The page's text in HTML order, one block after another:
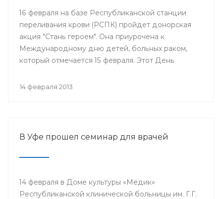
16 февраля на базе Республиканской станции
переливания крови (РСПК) пройдет донорская
акция "Стань героем". Она приурочена к
Международному дню детей, больных раком,
который отмечается 15 февраля. Этот День
патронатом Международного общества детских
14 февраля 2013
В Уфе прошел семинар для врачей
14 февраля в Доме культуры «Медик»
Республиканской клинической больницы им. Г.Г.